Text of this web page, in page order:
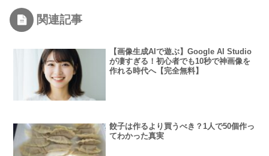
関連記事
【画像生成AIで遊ぶ】Google AI Studio
が凄すぎる！初心者でも10秒で神画像を
作れる時代へ【完全無料】
餃子は作るより買うべき？1人で50個作っ
てわかった真実